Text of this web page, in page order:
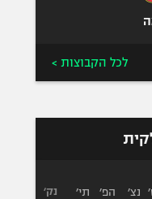
לכל הקבוצות >
נצ׳ הפ׳ תי׳ נק׳